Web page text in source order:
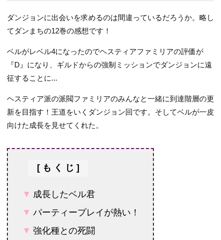
ダンジョンに出会いを求めるのは間違っているだろうか。略し
てダンまちの12巻の感想です！
ベルがレベル4になったのでヘスティアファミリアの評価が
『D』になり、ギルドからの強制ミッションでダンジョンに遠
征することに...
ヘスティア派の派閥ファミリアのみんなと一緒に到達階層の更
新を目指す！王道をいくダンジョン回です。そしてベルが一皮
向けた成長を見せてくれた。
成長したベル君
パーティープレイが熱い！
強化種との死闘